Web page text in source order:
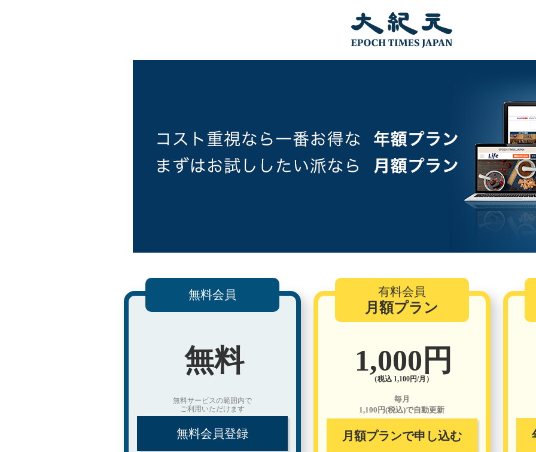
無料会員
無料
無料サービスの範囲内で
ご利用いただけます
無料会員登録
有料会員
月額プラン
1,000円
（税込 1,100円/月）
毎月
1,100円(税込)で自動更新
月額プランで申し込む